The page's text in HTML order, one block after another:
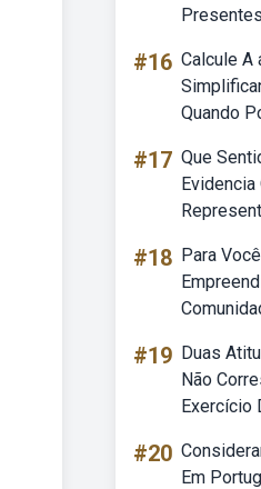
#16 Calcule A
Quando
#17 Que
Evidencia
#18 Para
#19 Duas
Não
Exercício
#20
Em